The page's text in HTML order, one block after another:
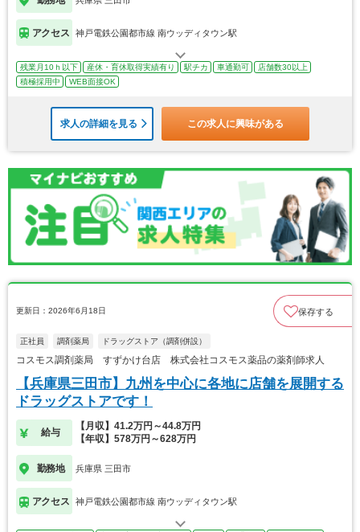
アクセス 神戸電鉄公園都市線 南ウッディタウン駅
残業月10ｈ以下 産休・育休取得実績有り 駅チカ 車通勤可
店舗数30以上
積極採用中
WEB面接OK
求人の詳細を見る この求人に興味がある
更新日：2026年6月18日 保存する
正社員 調剤薬局 ドラッグストア（調剤併設）
コスモス調剤薬局 すずかけ台店 株式会社コスモス薬品の薬剤師求人
【兵庫県三田市】九州を中心に各地に店舗を展開する
ドラッグストアです！
給与
【月収】41.2万円～44.8万円
【年収】578万円～628万円
勤務地 兵庫県 三田市
アクセス 神戸電鉄公園都市線 南ウッディタウン駅